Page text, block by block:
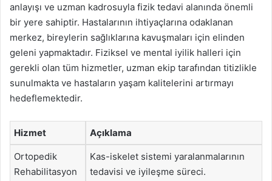
anlayışı ve uzman kadrosuyla fizik tedavi alanında önemli
bir yere sahiptir. Hastalarının ihtiyaçlarına odaklanan
merkez, bireylerin sağlıklarına kavuşmaları için elinden
geleni yapmaktadır. Fiziksel ve mental iyilik halleri için
gerekli olan tüm hizmetler, uzman ekip tarafından titizlikle
sunulmakta ve hastaların yaşam kalitelerini artırmayı
hedeflemektedir.
Hizmet Açıklama
Ortopedik
Rehabilitasyon
Kas-iskelet sistemi yaralanmalarının
tedavisi ve iyileşme süreci.